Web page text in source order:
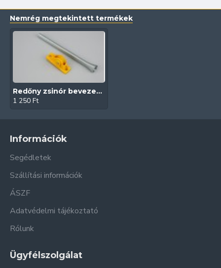
Nemrég megtekintett termékek
Redőny zsinór bevezető rugóval (Műanyag | Sárga)
1 250 Ft
Információk
Segédletek
Szállítási információk
ÁSZF
Adatvédelmi tájékoztató
Rólunk
Ügyfélszolgálat